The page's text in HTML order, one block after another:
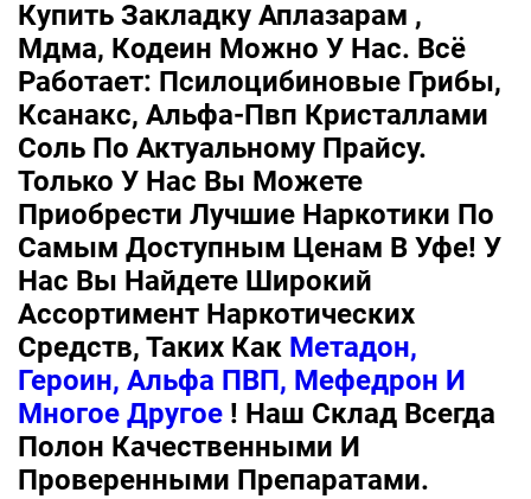
Купить Закладку Аплазарам ,
Мдма, Кодеин Можно У Нас. Всё
Работает: Псилоцибиновые Грибы,
Ксанакс, Альфа-Пвп Кристаллами
Соль По Актуальному Прайсу.
Только У Нас Вы Можете
Приобрести Лучшие Наркотики По
Самым Доступным Ценам В Уфе! У
Нас Вы Найдете Широкий
Ассортимент Наркотических
Средств, Таких Как Метадон,
Героин, Альфа ПВП, Мефедрон И
Многое Другое ! Наш Склад Всегда
Полон Качественными И
Проверенными Препаратами.